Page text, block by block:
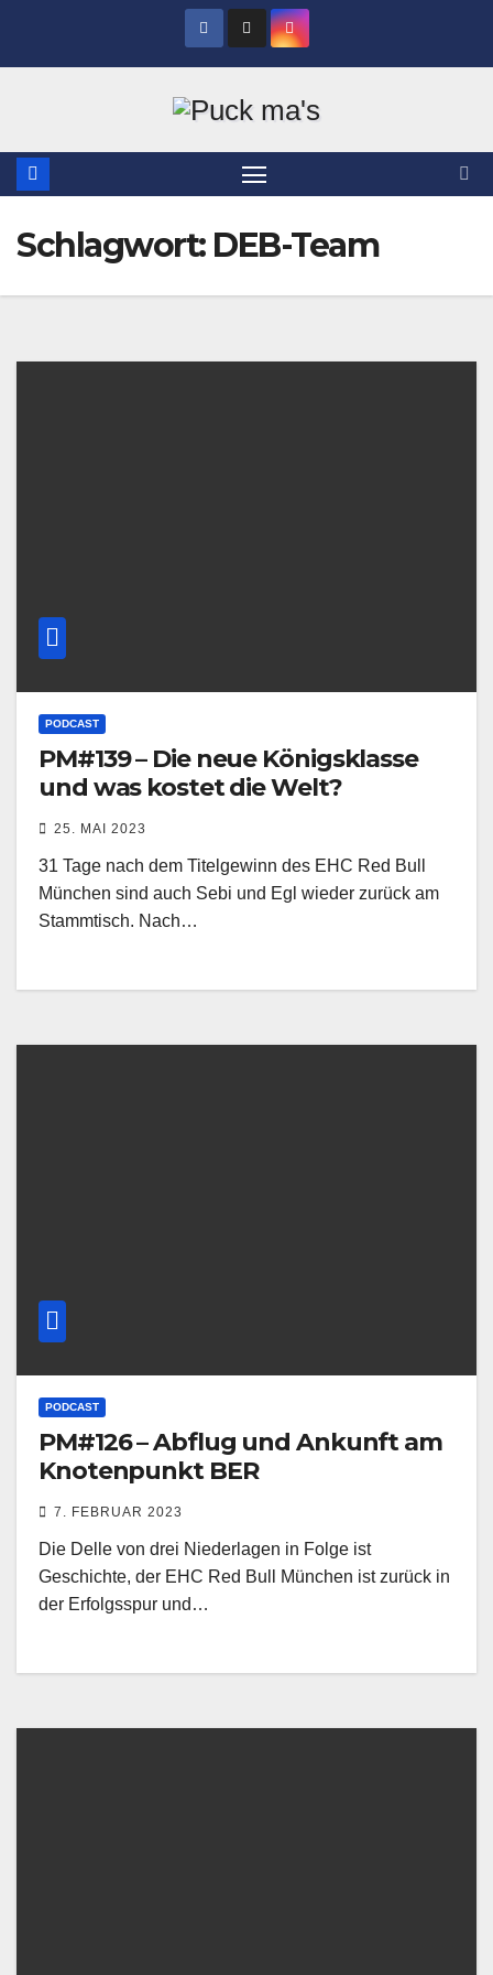
Schlagwort: DEB-Team
PODCAST
PM#139 – Die neue Königsklasse
und was kostet die Welt?
25. MAI 2023
31 Tage nach dem Titelgewinn des EHC Red Bull
München sind auch Sebi und Egl wieder zurück am
Stammtisch. Nach…
PODCAST
PM#126 – Abflug und Ankunft am
Knotenpunkt BER
7. FEBRUAR 2023
Die Delle von drei Niederlagen in Folge ist
Geschichte, der EHC Red Bull München ist zurück in
der Erfolgsspur und…